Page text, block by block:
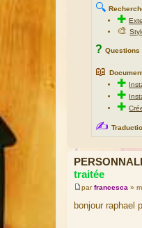
🔍
✚
🎨
? Questions
📖
✚
✚
✚
✍
traitée
M
s
parfrancesca »
bonjour raphael